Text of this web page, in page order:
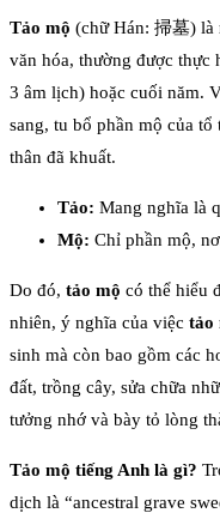
Tảo mộ (chữ Hán: 掃墓) là
văn hóa, thường được thực
3 âm lịch) hoặc cuối năm.
sang, tu bổ phần mộ của
thân đã khuất.
Tảo: Mang nghĩa là
Mộ: Chỉ phần mộ,
Do đó, tảo mộ có thể hiểu
nhiên, ý nghĩa của việc tảo
sinh mà còn bao gồm các
đất, trồng cây, sửa chữa
tưởng nhớ và bày tỏ lòng
Tảo mộ tiếng Anh là gì?
dịch là “ancestral grave